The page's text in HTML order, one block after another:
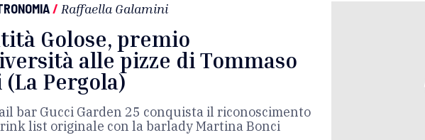
/ Raffaella Galamini
Golose, premio
alle pizze di Tommaso
Pergola)
bar Gucci Garden 25 conquista il riconoscimento
list originale con la barlady Martina Bonci